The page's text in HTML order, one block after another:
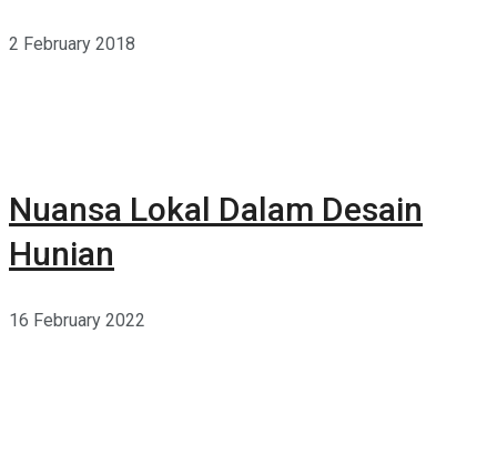
2 February 2018
Nuansa Lokal Dalam Desain
Hunian
16 February 2022